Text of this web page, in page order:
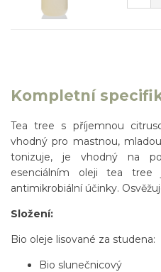
Kompletní
Tea tree s příjemnou
vhodný pro mastnou,
tonizuje, je vhodný na
esenciálním oleji tea
antimikrobiální účinky.
Složení:
Bio oleje lisované za studena:
Bio slunečnicový